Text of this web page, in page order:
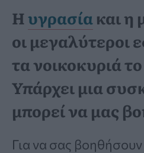
Ηυγρασίακαι η
οι μεγαλύτεροι
τα νοικοκυριά
Υπάρχει μια
μπορεί να μας
Για να σας